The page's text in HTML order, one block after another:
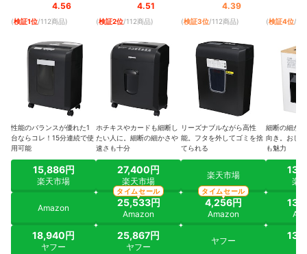
4.56
(検証1位/112商品)
性能のバランスが優れた1
台ならコレ！15分連続で使
用可能
15,886円
楽天市場
Amazon
18,940円
ヤフー
4.51
(検証2位/112商品)
ホチキスやカードも細断し
たい人に。細断の細かさや
速さも十分
27,400円
楽天市場
25,533円
Amazon
タイムセール
25,867円
ヤフー
4.39
(検証3位/112商品)
リーズナブルながら高性
能。フタを外してゴミを捨
てられる
楽天市場
4,256円
Amazon
タイムセール
ヤフー
(検証4位/
細断の細か
向き。おし
も魅力
楽